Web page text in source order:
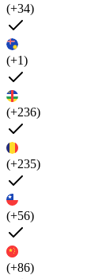
(+34)
(+1)
(+236)
(+235)
(+56)
(+86)